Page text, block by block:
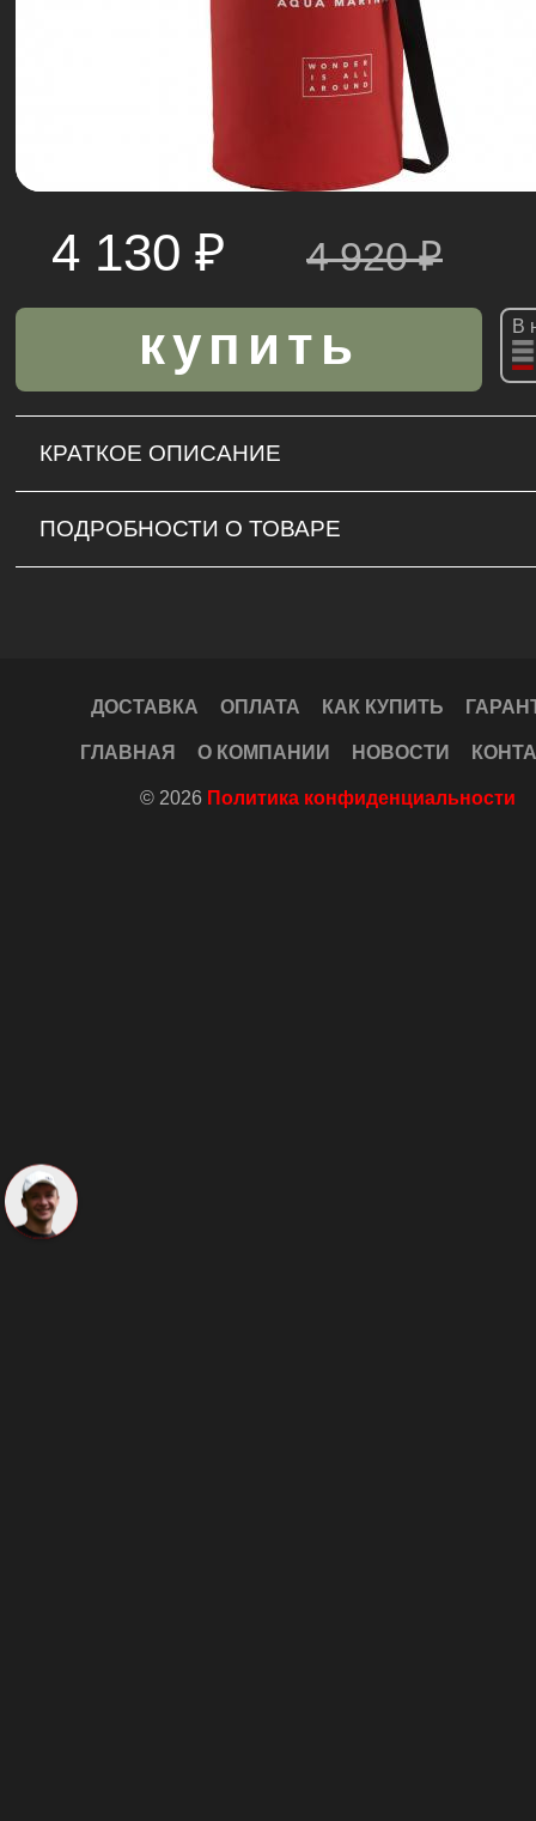
4 130 ₽ 4 920₽
В
КРАТКОЕ ОПИСАНИЕ
ПОДРОБНОСТИ О ТОВАРЕ
ДОСТАВКА ОПЛАТА КАК КУПИТЬ
ГЛАВНАЯ О КОМПАНИИ НОВОСТИ
© 2026 Политика конфиденциальности